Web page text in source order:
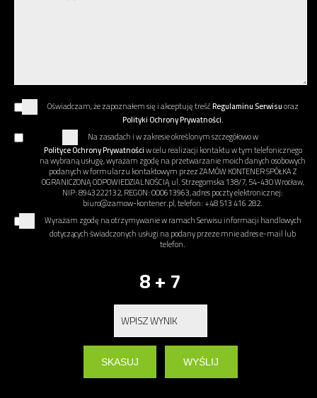
Oświadczam, że zapoznałem się i akceptuję treśćRegulaminu Serwisuoraz
Polityki Ochrony Prywatności.
Na zasadach i w zakresie określonym szczegółowo w
Polityce Ochrony Prywatnościw celu realizacji kontaktu w tym telefonicznego
na wybraną usługę, wyrażam zgodę na przetwarzanie moich danych osobowych
podanych w formularzu kontaktowym przez ZAMÓW KONTENER SPÓŁKA Z
OGRANICZONĄ ODPOWIEDZIALNOŚCIĄ ul. Strzegomska 138/7, 54-430 Wrocław,
NIP: 8943222132, REGON: 000613963, adres poczty elektronicznej:
biuro@zamow-kontener.pl, telefon: +48 513 416 282.
Wyrażam zgodę na otrzymywanie w ramach Serwisu informacji handlowych
dotyczących świadczonych usługi na podany przeze mnie adres e-mail lub
telefon.
8 + 7